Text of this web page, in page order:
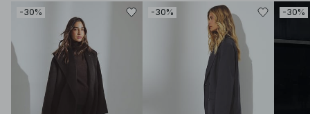
-30% -30% -30%